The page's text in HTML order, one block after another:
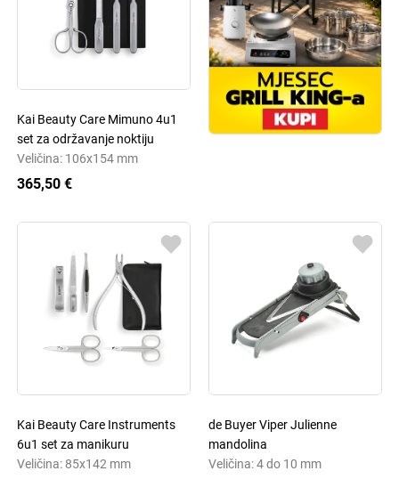
Kai Beauty Care Mimuno 4u1
set za održavanje noktiju
Veličina: 106x154 mm
365,50 €
Kai Beauty Care Instruments
6u1 set za manikuru
Veličina: 85x142 mm
de Buyer Viper Julienne
mandolina
Veličina: 4 do 10 mm